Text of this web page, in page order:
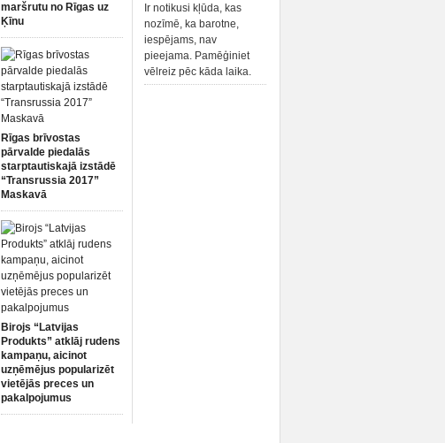
maršrutu no Rīgas uz
Ķīnu
Rīgas brīvostas
pārvalde piedalās
starptautiskajā izstādē
“Transrussia 2017”
Maskavā
Birojs “Latvijas
Produkts” atklāj rudens
kampaņu, aicinot
uzņēmējus popularizēt
vietējās preces un
pakalpojumus
Ir notikusi kļūda, kas
nozīmē, ka barotne,
iespējams, nav
pieejama. Pamēģiniet
vēlreiz pēc kāda laika.